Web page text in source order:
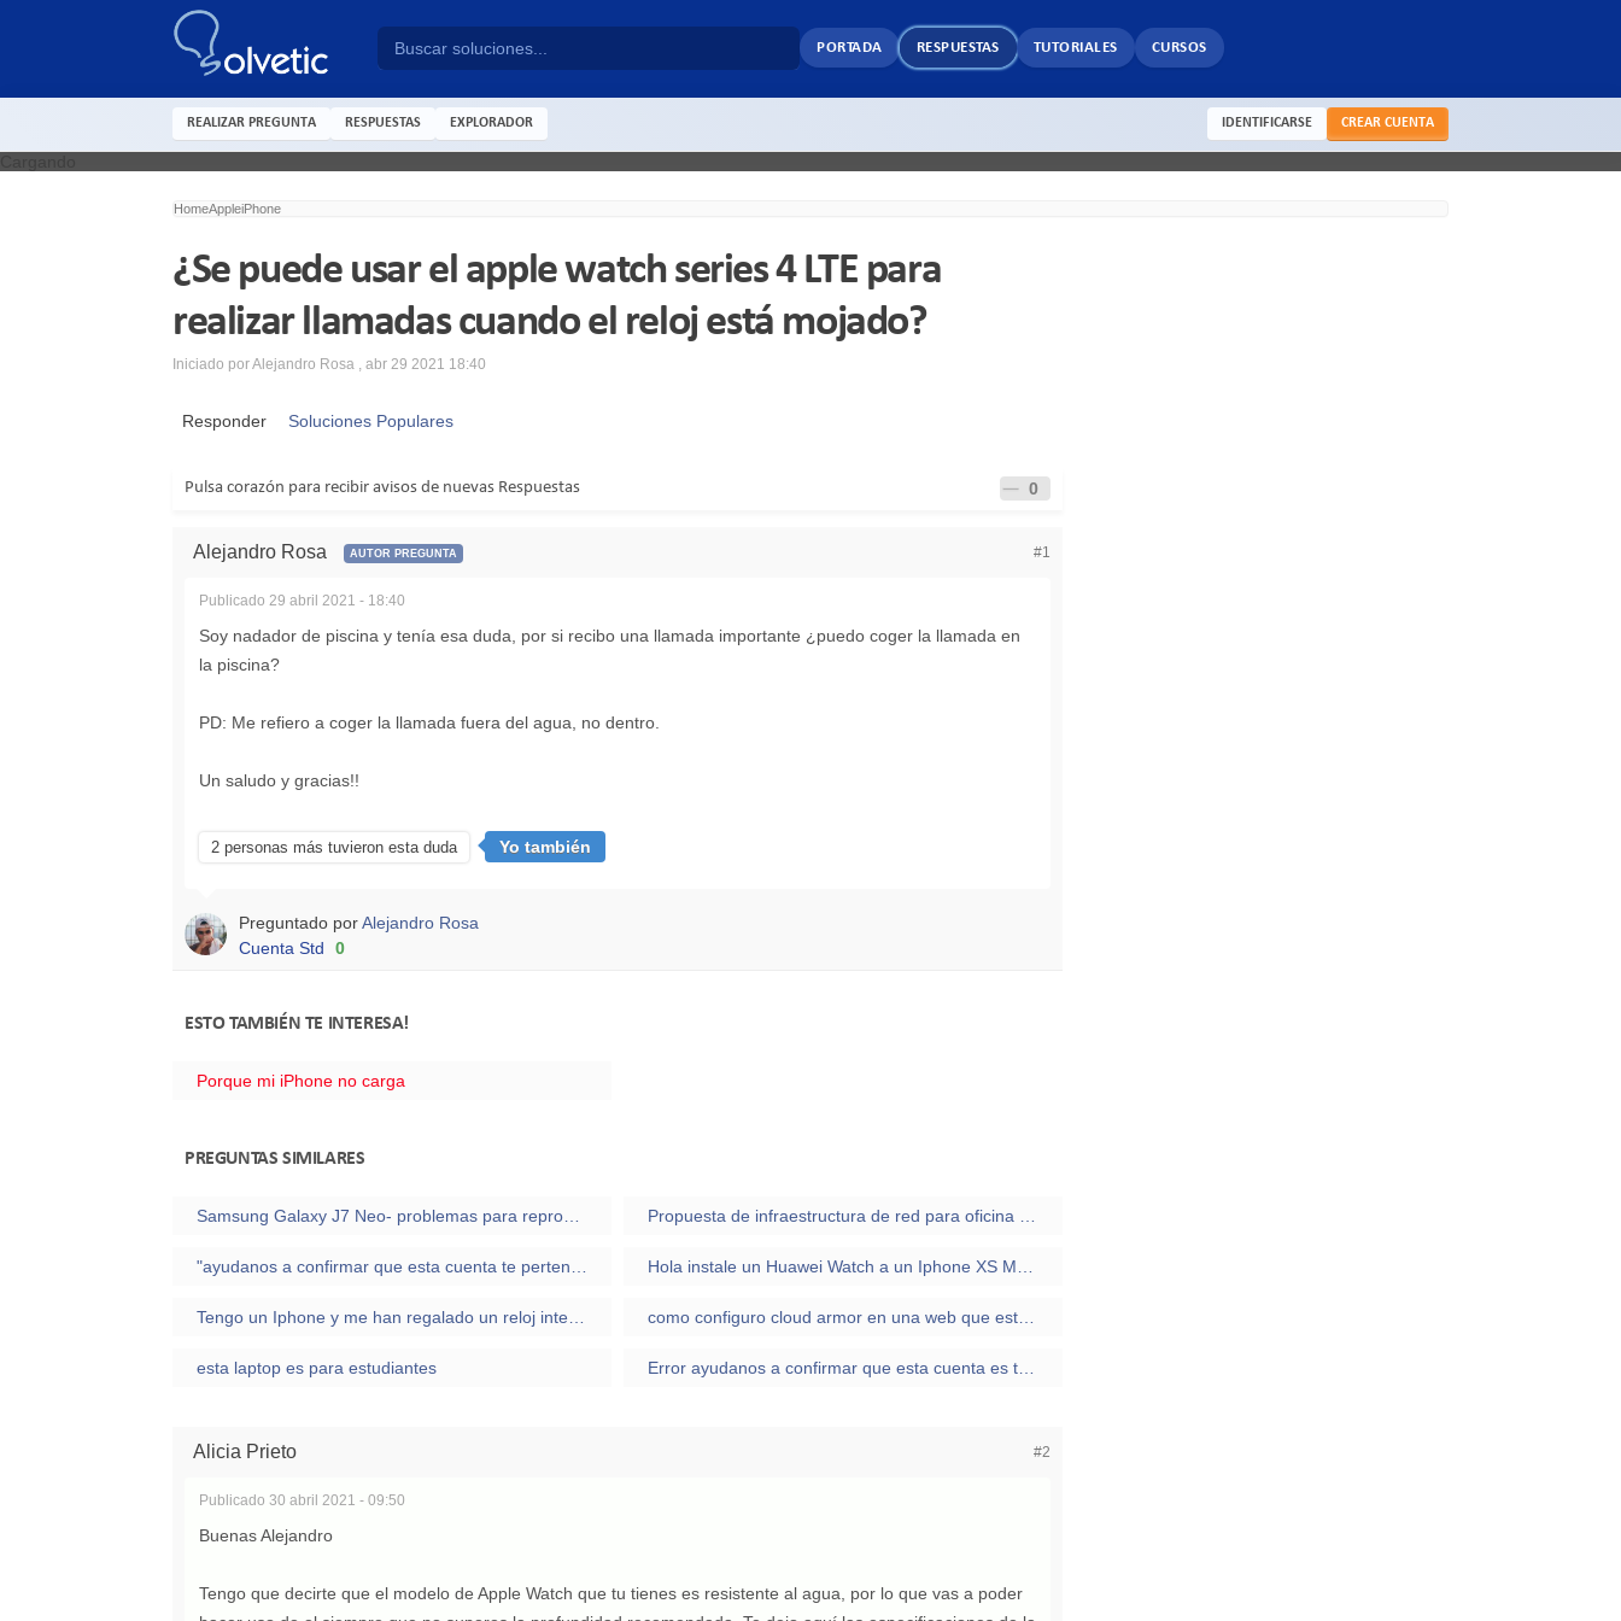
PORTADA RESPUESTAS TUTORIALES CURSOS
REALIZAR PREGUNTA RESPUESTAS EXPLORADOR IDENTIFICARSE CREAR CUENTA
HomeAppleiPhone
¿Se puede usar el apple watch series 4 LTE para
realizar llamadas cuando el reloj está mojado?
Iniciado porAlejandro Rosa , abr 29 2021 18:40
Responder Soluciones Populares
Pulsa corazón para recibir avisos de nuevas Respuestas 0
Alejandro Rosa AUTOR PREGUNTA #1
Publicado 29 abril 2021 - 18:40
Soy nadador de piscina y tenía esa duda, por si recibo una llamada importante ¿puedo coger la llamada en
la piscina?
PD: Me refiero a coger la llamada fuera del agua, no dentro.
Un saludo y gracias!!
2 personas más tuvieron esta duda Yo también
Preguntado porAlejandro Rosa
Cuenta Std
0
ESTO TAMBIÉN TE INTERESA!
Porque mi iPhone no carga
PREGUNTAS SIMILARES
esta laptop es para estudiantes
Alicia Prieto #2
Publicado 30 abril 2021 - 09:50
Buenas Alejandro
Tengo que decirte que el modelo de Apple Watch que tu tienes es resistente al agua, por lo que vas a poder